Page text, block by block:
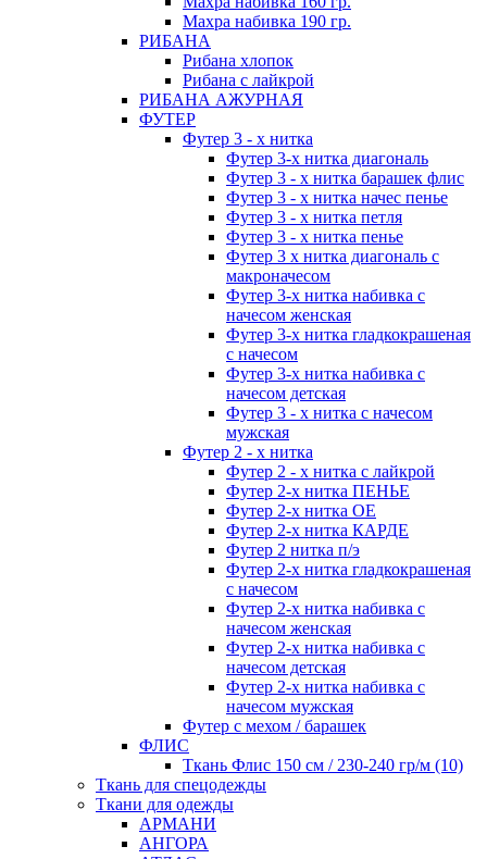
Махра набивка 190 гр.
РИБАНА
Рибана хлопок
Рибана с лайкрой
РИБАНА АЖУРНАЯ
ФУТЕР
Футер 3 - х нитка
Футер 3-х нитка диагональ
Футер 3 - х нитка барашек флис
Футер 3 - х нитка начес пенье
Футер 3 - х нитка петля
Футер 3 - х нитка пенье
Футер 3 х нитка диагональ с
макроначесом
Футер 3-х нитка набивка с
начесом женская
Футер 3-х нитка гладкокрашеная
с начесом
Футер 3-х нитка набивка с
начесом детская
Футер 3 - х нитка с начесом
мужская
Футер 2 - х нитка
Футер 2 - х нитка с лайкрой
Футер 2-х нитка ПЕНЬЕ
Футер 2-х нитка ОЕ
Футер 2-х нитка КАРДЕ
Футер 2 нитка п/э
Футер 2-х нитка гладкокрашеная
с начесом
Футер 2-х нитка набивка с
начесом женская
Футер 2-х нитка набивка с
начесом детская
Футер 2-х нитка набивка с
начесом мужская
Футер с мехом / барашек
ФЛИС
Ткань Флис 150 см / 230-240 гр/м (10)
Ткань для спецодежды
Ткани для одежды
АРМАНИ
АНГОРА